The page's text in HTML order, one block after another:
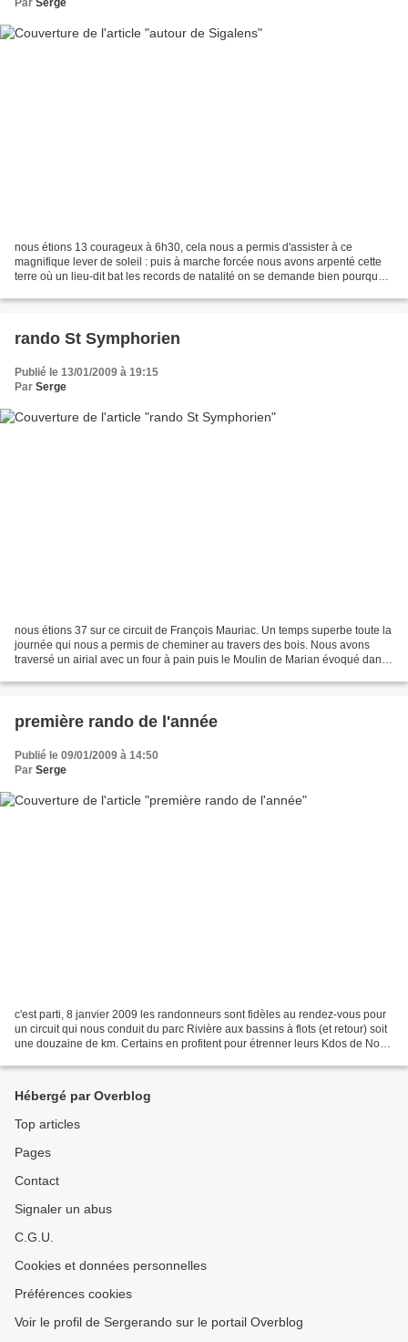
Par Serge
nous étions 13 courageux à 6h30, cela nous a permis d'assister à ce
magnifique lever de soleil : puis à marche forcée nous avons arpenté cette
terre où un lieu-dit bat les records de natalité on se demande bien pourquoi
rando St Symphorien
Publié le 13/01/2009 à 19:15
Par Serge
nous étions 37 sur ce circuit de François Mauriac. Un temps superbe toute la
journée qui nous a permis de cheminer au travers des bois. Nous avons
traversé un airial avec un four à pain puis le Moulin de Marian évoqué dans "
première rando de l'année
Publié le 09/01/2009 à 14:50
Par Serge
c'est parti, 8 janvier 2009 les randonneurs sont fidèles au rendez-vous pour
un circuit qui nous conduit du parc Rivière aux bassins à flots (et retour) soit
une douzaine de km. Certains en profitent pour étrenner leurs Kdos de Noel
Hébergé par Overblog
Top articles
Pages
Contact
Signaler un abus
C.G.U.
Cookies et données personnelles
Préférences cookies
Voir le profil de Sergerando sur le portail Overblog